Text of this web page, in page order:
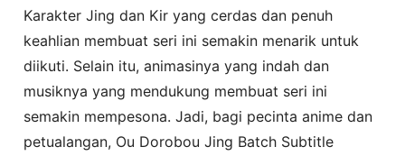
Karakter Jing dan Kir yang cerdas dan penuh
keahlian membuat seri ini semakin menarik untuk
diikuti. Selain itu, animasinya yang indah dan
musiknya yang mendukung membuat seri ini
semakin mempesona. Jadi, bagi pecinta anime dan
petualangan, Ou Dorobou Jing Batch Subtitle